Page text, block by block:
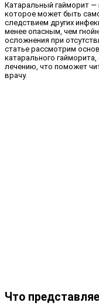
Катаральный гайморит —
которое может быть
следствием других
менее опасным, чем
осложнения при
статье рассмотрим
катарального
лечению, что поможет
врачу.
Что